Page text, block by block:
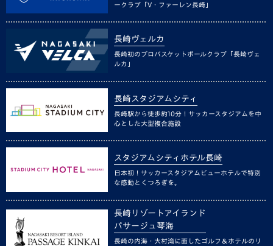
ークラブ「V・ファーレン長崎」
長崎ヴェルカ
長崎初のプロバスケットボールクラブ「長崎ヴェ
ルカ」
長崎スタジアムシティ
長崎駅から徒歩約10分！サッカースタジアムを中
心とした大型複合施設
スタジアムシティホテル長崎
日本初！サッカースタジアムビューホテルで特別
な感動とくつろぎを。
長崎リゾートアイランド
パサージュ琴海
長崎の内海・大村湾に面したゴルフ＆ホテルのリ